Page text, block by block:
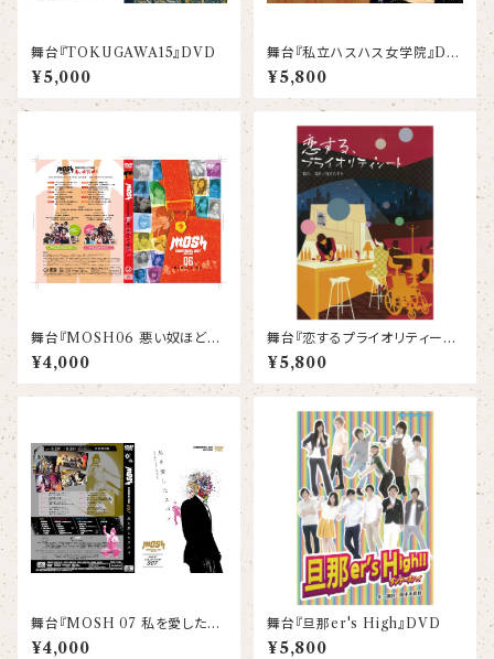
舞台『TOKUGAWA15』DVD
¥5,000
舞台『私立ハスハス女学院』DV
D
¥5,800
舞台『MOSH06 悪い奴ほどよ
く眠る』DVD
¥4,000
舞台『恋するプライオリティーシ
ート』DVD
¥5,800
舞台『MOSH 07 私を愛したス
パイ』DVD
¥4,000
舞台『旦那er's High』DVD
¥5,800